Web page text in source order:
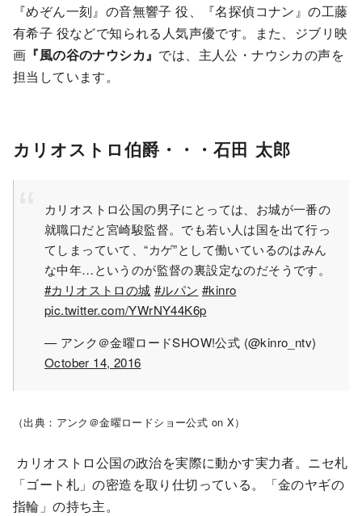
『めぞん一刻』の音無響子 役、『名探偵コナン』の工藤
有希子 役などで知られる人気声優です。また、ジブリ映
画 『風の谷のナウシカ』 では、主人公・ナウシカの声を
担当しています。
カリオストロ伯爵・・・石田 太郎
カリオストロ公国の男子にとっては、お城が一番の
就職口だと宮崎駿監督。でも若い人は国を出て行っ
てしまっていて、“カゲ”として働いているのはみん
な中年…というのが監督の裏設定なのだそうです。
#カリオストロの城 #ルパン #kinro
pic.twitter.com/YWrNY44K6p
— アンク＠金曜ロードSHOW!公式 (@kinro_ntv)
October 14, 2016
（出典：アンク＠金曜ロードショー公式 on X）
カリオストロ公国の政治を実際に動かす実力者。ニセ札
「ゴート札」の密造を取り仕切っている。「金のヤギの
指輪」の持ち主。